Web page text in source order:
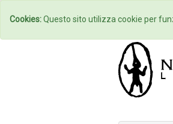
Cookies:Questo sito utilizza cookie per